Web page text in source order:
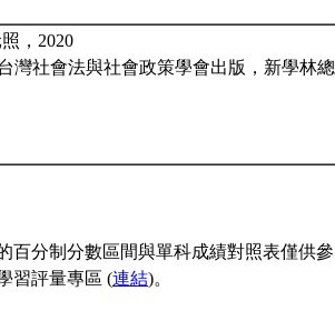
，2020
灣社會法與社會政策學會出版，新學林總
百分制分數區間與單科成績對照表僅供參
習評量專區 (連結)。